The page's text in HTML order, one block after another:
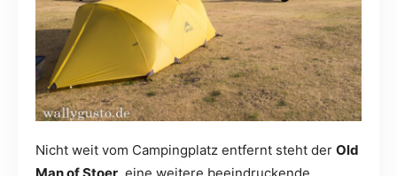
Nicht weit vom Campingplatz entfernt steht der Old